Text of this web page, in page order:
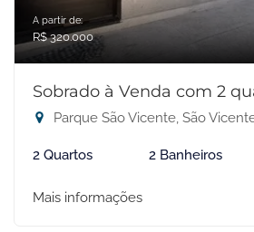
A partir de:
R$ 320.000
Sobrado à Venda com 2
Parque São Vicente, São
2 Quartos 2 Banheiros
Mais informações